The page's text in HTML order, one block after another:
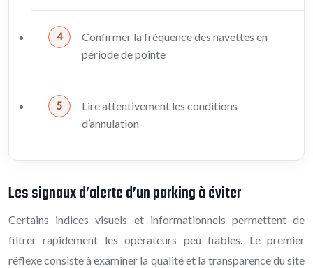
Confirmer la fréquence des navettes en
période de pointe
Lire attentivement les conditions
d’annulation
Les signaux d’alerte d’un parking à éviter
Certains indices visuels et informationnels permettent de
filtrer rapidement les opérateurs peu fiables. Le premier
réflexe consiste à examiner la qualité et la transparence du site